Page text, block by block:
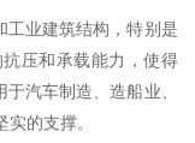
工业建筑结构，特别是
压和承载能力，使得
汽车制造、造船业、
的支撑。